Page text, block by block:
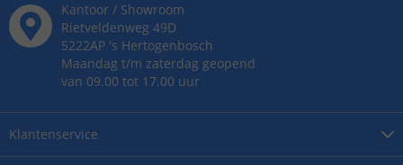
Klantenservice
Kantoor / Showroom
Rietveldenweg 49D
5222AP 's Hertogenbosch
Maandag t/m zaterdag geopend
van 09.00 tot 17.00 uur